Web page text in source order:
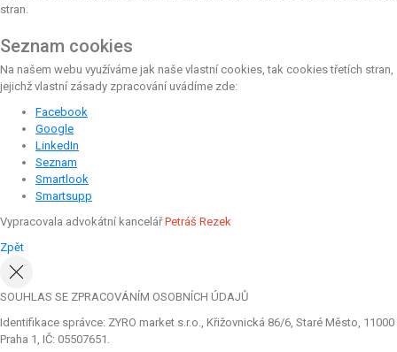
stran.
Seznam cookies
Na našem webu využíváme jak naše vlastní cookies, tak cookies třetích stran,
jejichž vlastní zásady zpracování uvádíme zde:
Facebook
Google
LinkedIn
Seznam
Smartlook
Smartsupp
Vypracovala advokátní kancelářPetráš Rezek
Zpět
SOUHLAS SE ZPRACOVÁNÍM OSOBNÍCH ÚDAJŮ
Identifikace správce: ZYRO market s.r.o., Křižovnická 86/6, Staré Město, 11000
Praha 1, IČ: 05507651.